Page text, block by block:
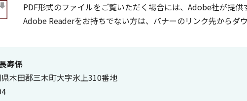
PDF形式のファイルをご覧いただく場合には、Adobe社が提供
Adobe Readerをお持ちでない方は、バナーのリンク先からダ
寿係
木田郡三木町大字氷上310番地